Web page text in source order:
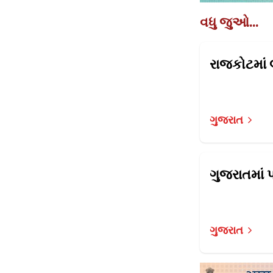
વધુ જુઓ...
ગુજરાત
ગુજરાત